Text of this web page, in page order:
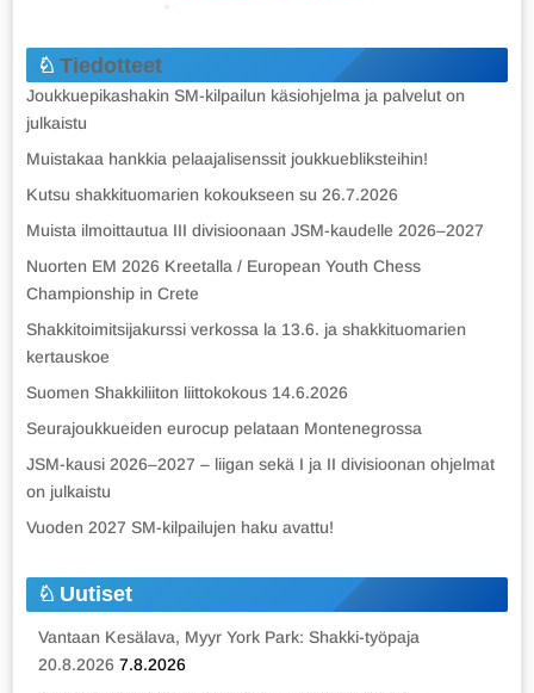
Tiedotteet
Joukkuepikashakin SM-kilpailun käsiohjelma ja palvelut on
julkaistu
Muistakaa hankkia pelaajalisenssit joukkuebliksteihin!
Kutsu shakkituomarien kokoukseen su 26.7.2026
Muista ilmoittautua III divisioonaan JSM-kaudelle 2026–2027
Nuorten EM 2026 Kreetalla / European Youth Chess
Championship in Crete
Shakkitoimitsijakurssi verkossa la 13.6. ja shakkituomarien
kertauskoe
Suomen Shakkiliiton liittokokous 14.6.2026
Seurajoukkueiden eurocup pelataan Montenegrossa
JSM-kausi 2026–2027 – liigan sekä I ja II divisioonan ohjelmat
on julkaistu
Vuoden 2027 SM-kilpailujen haku avattu!
Uutiset
Vantaan Kesälava, Myyr York Park: Shakki-työpaja
20.8.2026 7.8.2026